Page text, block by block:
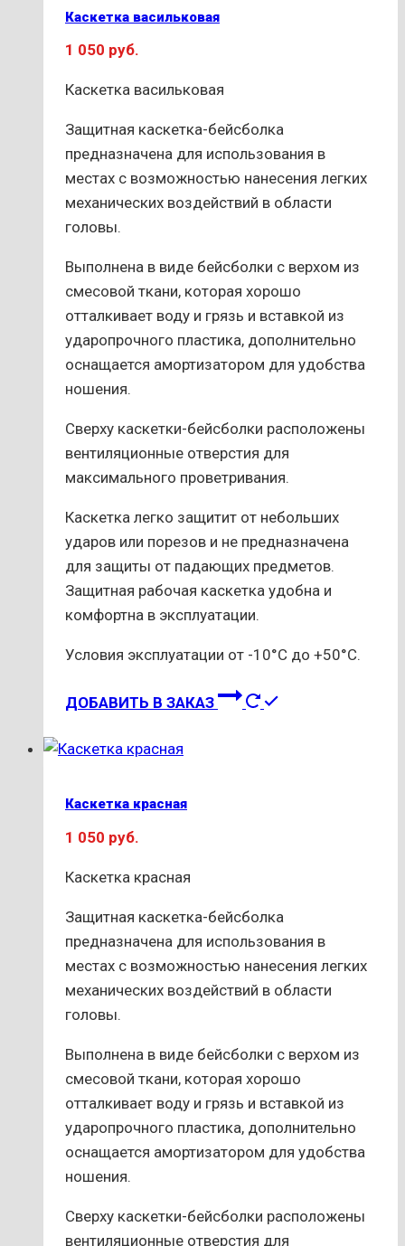
Каскетка васильковая
1 050 руб.
Каскетка васильковая
Защитная каскетка-бейсболка
предназначена для использования в
местах с возможностью нанесения легких
механических воздействий в области
головы.
Выполнена в виде бейсболки с верхом из
смесовой ткани, которая хорошо
отталкивает воду и грязь и вставкой из
ударопрочного пластика, дополнительно
оснащается амортизатором для удобства
ношения.
Сверху каскетки-бейсболки расположены
вентиляционные отверстия для
максимального проветривания.
Каскетка легко защитит от небольших
ударов или порезов и не предназначена
для защиты от падающих предметов.
Защитная рабочая каскетка удобна и
комфортна в эксплуатации.
Условия эксплуатации от -10°С до +50°С.
ДОБАВИТЬ В ЗАКАЗ
Каскетка красная
1 050 руб.
Каскетка красная
Защитная каскетка-бейсболка
предназначена для использования в
местах с возможностью нанесения легких
механических воздействий в области
головы.
Выполнена в виде бейсболки с верхом из
смесовой ткани, которая хорошо
отталкивает воду и грязь и вставкой из
ударопрочного пластика, дополнительно
оснащается амортизатором для удобства
ношения.
Сверху каскетки-бейсболки расположены
вентиляционные отверстия для